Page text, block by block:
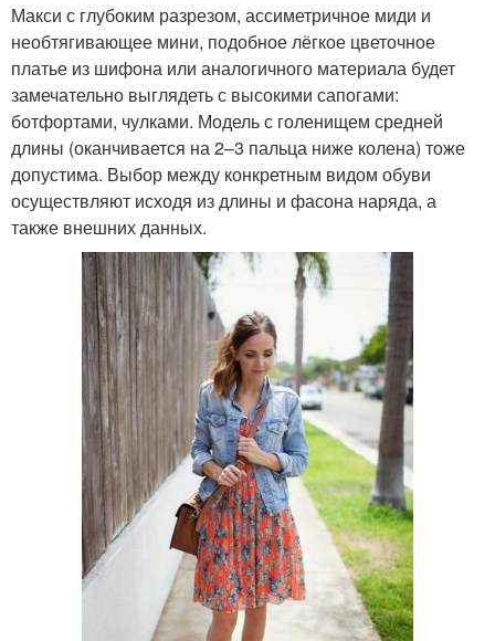
Макси с глубоким разрезом, ассиметричное миди и
необтягивающее мини, подобное лёгкое цветочное
платье из шифона или аналогичного материала будет
замечательно выглядеть с высокими сапогами:
ботфортами, чулками. Модель с голенищем средней
длины (оканчивается на 2–3 пальца ниже колена) тоже
допустима. Выбор между конкретным видом обуви
осуществляют исходя из длины и фасона наряда, а
также внешних данных.